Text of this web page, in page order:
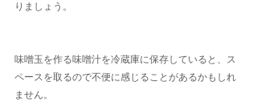
りましょう。
味噌玉を作る味噌汁を冷蔵庫に保存していると、ス
ペースを取るので不便に感じることがあるかもしれ
ません。